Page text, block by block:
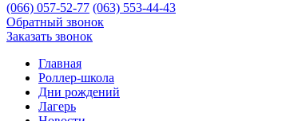
(066) 057-52-77 (063) 553-44-43
Обратный звонок
Заказать звонок
Главная
Роллер-школа
Дни рождений
Лагерь